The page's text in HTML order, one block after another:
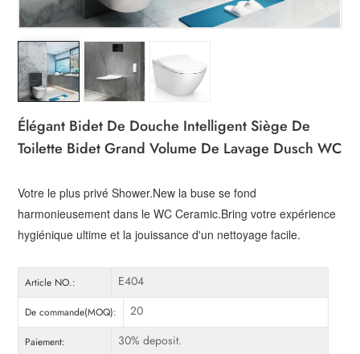
Élégant Bidet De Douche Intelligent Siège De
Toilette Bidet Grand Volume De Lavage Dusch WC
Votre le plus privé Shower.New la buse se fond
harmonieusement dans le WC Ceramic.Bring votre expérience
hygiénique ultime et la jouissance d'un nettoyage facile.
Article NO.: E404
De commande(MOQ): 20
Paiement: 30% deposit.